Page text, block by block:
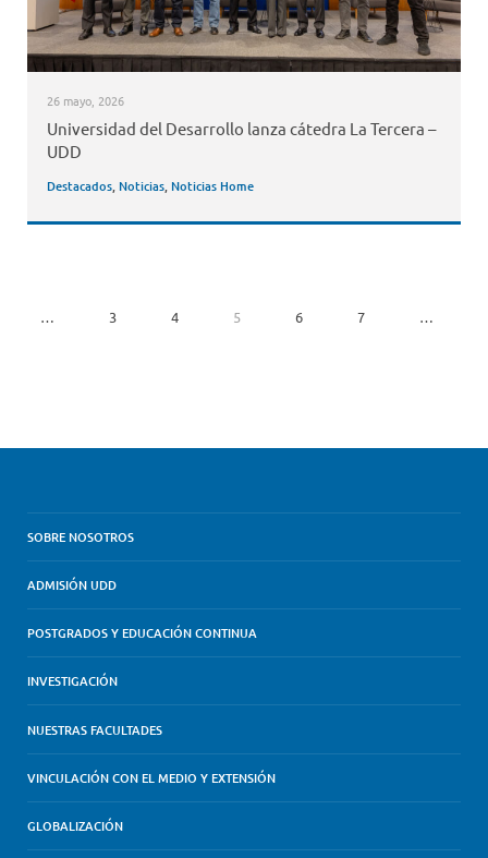
26 mayo, 2026
Universidad del Desarrollo lanza cátedra La Tercera –
UDD
Destacados, Noticias, Noticias Home
… 3 4 5 6 7 …
SOBRE NOSOTROS
ADMISIÓN UDD
POSTGRADOS Y EDUCACIÓN CONTINUA
INVESTIGACIÓN
NUESTRAS FACULTADES
VINCULACIÓN CON EL MEDIO Y EXTENSIÓN
GLOBALIZACIÓN